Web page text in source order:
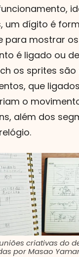
um dígito é
para mostrar
é ligado ou
os sprites
que
o
além dos
criativas do
por Masao